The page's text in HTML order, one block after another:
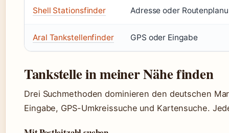
Shell Stationsfinder Adresse oder
Aral Tankstellenfinder GPS oder Eingabe
Tankstelle in meiner Nähe finden
Drei Suchmethoden dominieren den deutschen
Eingabe, GPS-Umkreissuche und Kartensuche.